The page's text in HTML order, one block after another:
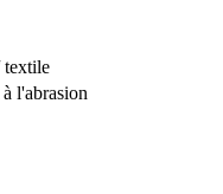
textile
l'abrasion